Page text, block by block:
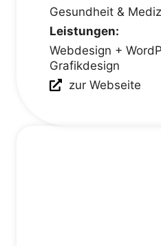
Gesundheit &
Leistungen:
Webdesign +
Grafikdesign
zur Webseite